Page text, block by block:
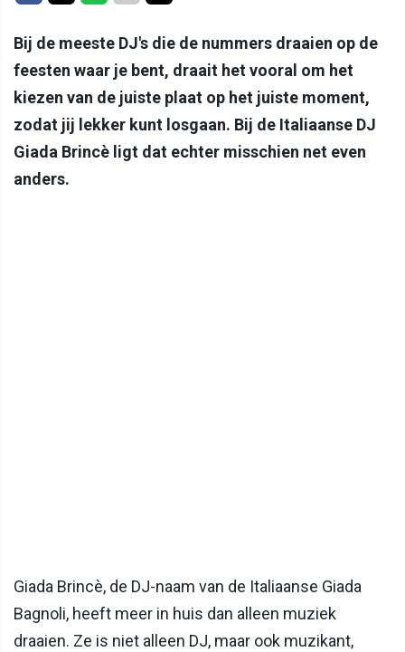
Bij de meeste DJ's die de nummers draaien op de
feesten waar je bent, draait het vooral om het
kiezen van de juiste plaat op het juiste moment,
zodat jij lekker kunt losgaan. Bij de Italiaanse DJ
Giada Brincè ligt dat echter misschien net even
anders.
Giada Brincè, de DJ-naam van de Italiaanse Giada
Bagnoli, heeft meer in huis dan alleen muziek
draaien. Ze is niet alleen DJ, maar ook muzikant,